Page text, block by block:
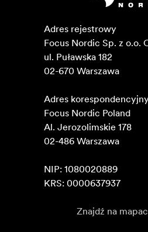
Adres rejestrowy
Focus Nordic Sp. z o.o.
ul. Puławska 182
02-670 Warszawa
Adres
Focus Nordic Poland
Al. Jerozolimskie 178
02-486 Warszawa
NIP: 1080020889
KRS: 0000637937
Znajdź na